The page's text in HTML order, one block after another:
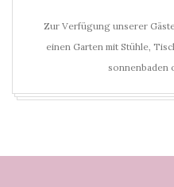
Zur Verfügung unserer
einen Garten mit Stühle,
sonnenbaden